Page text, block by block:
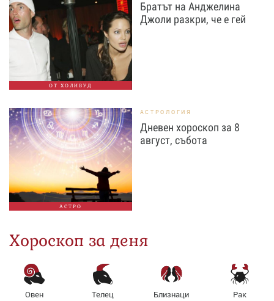
ОТ ХОЛИВУД
Братът на Анджелина
Джоли разкри, че е гей
АСТРО
АСТРОЛОГИЯ
Дневен хороскоп за 8
август, събота
Хороскоп за деня
Овен Телец Близнаци Рак